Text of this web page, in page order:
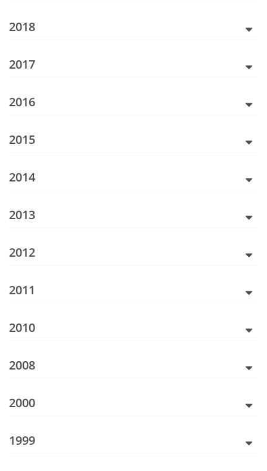
2018
2017
2016
2015
2014
2013
2012
2011
2010
2008
2000
1999